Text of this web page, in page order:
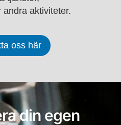
andra aktiviteter.
oss här
din egen